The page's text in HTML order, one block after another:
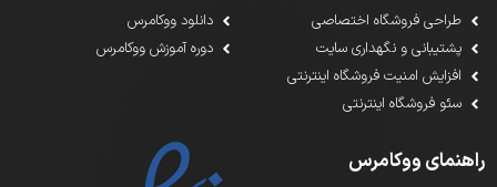
طراحی فروشگاه اختصاصی
پشتیبانی و نگهداری سایت
افزایش امنیت فروشگاه اینترنتی
سئو فروشگاه اینترنتی
دانلود ووکامرس
دوره آموزش ووکامرس
راهنمای ووکامرس